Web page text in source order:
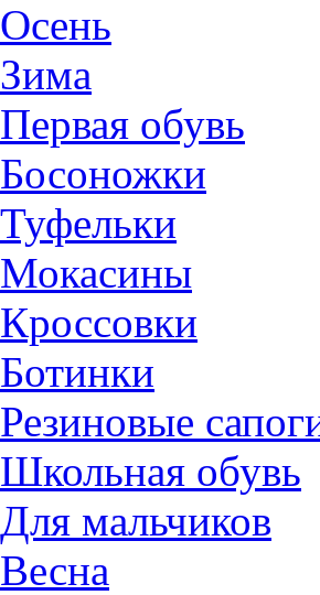
Осень
Зима
Первая обувь
Босоножки
Туфельки
Мокасины
Кроссовки
Ботинки
Резиновые
Школьная обувь
Для мальчиков
Весна